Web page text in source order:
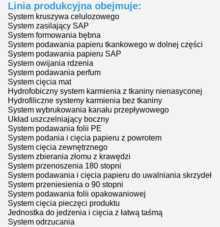
Linia produkcyjna obejmuje:
System kruszywa celulozowego
System zasilający SAP
System formowania bębna
System podawania papieru tkankowego w dolnej części
System podawania papieru SAP
System owijania rdzenia
System podawania perfum
System cięcia mat
Hydrofobiczny system karmienia z tkaniny nienasyconej
Hydrofiliczne systemy karmienia bez tkaniny
System wybrukowania kanału przepływowego
Układ uszczelniający boczny
System podawania folii PE
System podania i cięcia papieru z powrotem
System cięcia zewnętrznego
System zbierania złomu z krawędzi
System przenoszenia 180 stopni
System podawania i cięcia papieru do uwalniania skrzydeł
System przeniesienia o 90 stopni
System podawania folii opakowaniowej
System cięcia pieczęci produktu
Jednostka do jedzenia i cięcia z łatwą taśmą
System odrzucania